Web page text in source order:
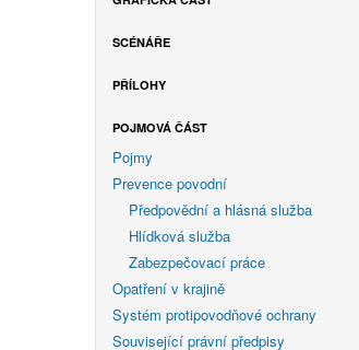
SCÉNÁŘE
PŘÍLOHY
POJMOVÁ ČÁST
Pojmy
Prevence povodní
Předpovědní a hlásná služba
Hlídková služba
Zabezpečovací práce
Opatření v krajině
Systém protipovodňové ochrany
Související právní předpisy